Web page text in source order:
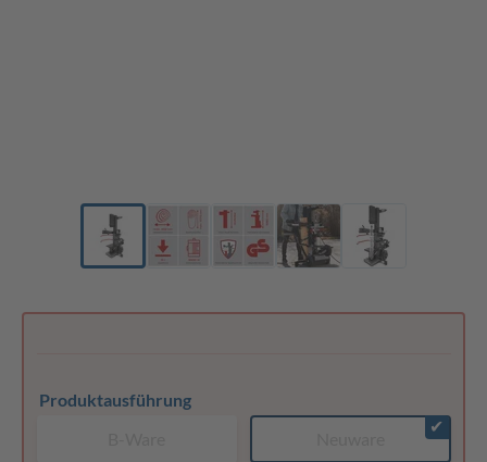
Produktausführung
✔